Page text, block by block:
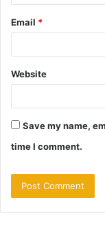
Email *
Website
Save my name,
time I comment.